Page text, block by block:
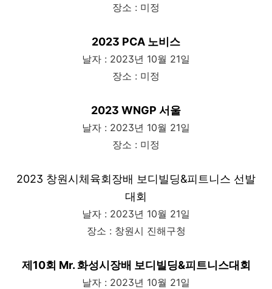
장소 : 미정
2023 PCA 노비스
날자 : 2023년 10월 21일
장소 : 미정
2023 WNGP 서울
날자 : 2023년 10월 21일
장소 : 미정
2023 창원시체육회장배 보디빌딩&피트니스 선발
대회
날자 : 2023년 10월 21일
장소 : 창원시 진해구청
제10회 Mr. 화성시장배 보디빌딩&피트니스대회
날자 : 2023년 10월 21일